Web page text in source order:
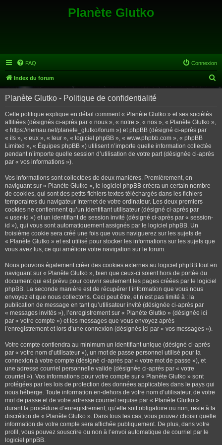
Planète Glutko
FAQ Connexion
Index du forum
e
Planète Glutko - Politique de confidentialité
Cette politique explique en détail comment « Planète Glutko » et ses sociétés
affiliées (désignés ci-après par « nous », « notre », « nos », « Planète Glutko »,
« https://nemau.net/planete_glutko/forum ») et phpBB (désigné ci-après par
« ils », « eux », « leur », « logiciel phpBB », « www.phpbb.com », « phpBB
Limited », « Équipes phpBB ») utilisent n’importe quelle information collectée
pendant n’importe quelle session d’utilisation de votre part (désignée ci-après
par « vos informations »).
Vos informations sont collectées de deux manières. Premièrement, en
naviguant sur « Planète Glutko », le logiciel phpBB créera un certain nombre
de cookies, qui sont des petits fichiers textes téléchargés dans les fichiers
temporaires du navigateur Internet de votre ordinateur. Les deux premiers
cookies ne contiennent qu’un identifiant utilisateur (désigné ci-après par
« user-id ») et un identifiant de session invité (désigné ci-après par « session-
id »), qui vous sont automatiquement assignés par le logiciel phpBB. Un
troisième cookie sera créé une fois que vous naviguerez sur les sujets de
« Planète Glutko » et est utilisé pour stocker les informations sur les sujets que
vous avez lus, ce qui améliore votre navigation sur le forum.
Nous pouvons également créer des cookies externes au logiciel phpBB tout en
naviguant sur « Planète Glutko », bien que ceux-ci soient hors de portée du
document qui est prévu pour couvrir seulement les pages créées par le logiciel
phpBB. La seconde manière est de récupérer l’information que vous nous
envoyez et que nous collectons. Ceci peut être, et n’est pas limité à : la
publication de message en tant qu’utilisateur invité (désignée ci-après par
« messages invités »), l’enregistrement sur « Planète Glutko » (désignée ici
par « votre compte ») et les messages que vous envoyez après
l’enregistrement et lors d’une connexion (désignés ici par « vos messages »).
Votre compte contiendra au minimum un identifiant unique (désigné ci-après
par « votre nom d’utilisateur »), un mot de passe personnel utilisé pour la
connexion à votre compte (désigné ci-après par « votre mot de passe »), et
une adresse courriel personnelle valide (désignée ci-après par « votre
courriel »). Vos informations pour votre compte sur « Planète Glutko » sont
protégées par les lois de protection des données applicables dans le pays qui
nous héberge. Toute information en-dehors de votre nom d’utilisateur, de votre
mot de passe et de votre adresse courriel requise par « Planète Glutko »
durant la procédure d’enregistrement, qu’elle soit obligatoire ou non, reste à la
discrétion de « Planète Glutko ». Dans tous les cas, vous pouvez choisir quelle
information de votre compte sera affichée publiquement. De plus, dans votre
profil, vous pouvez souscrire ou non à l’envoi automatique de courriel par le
logiciel phpBB.